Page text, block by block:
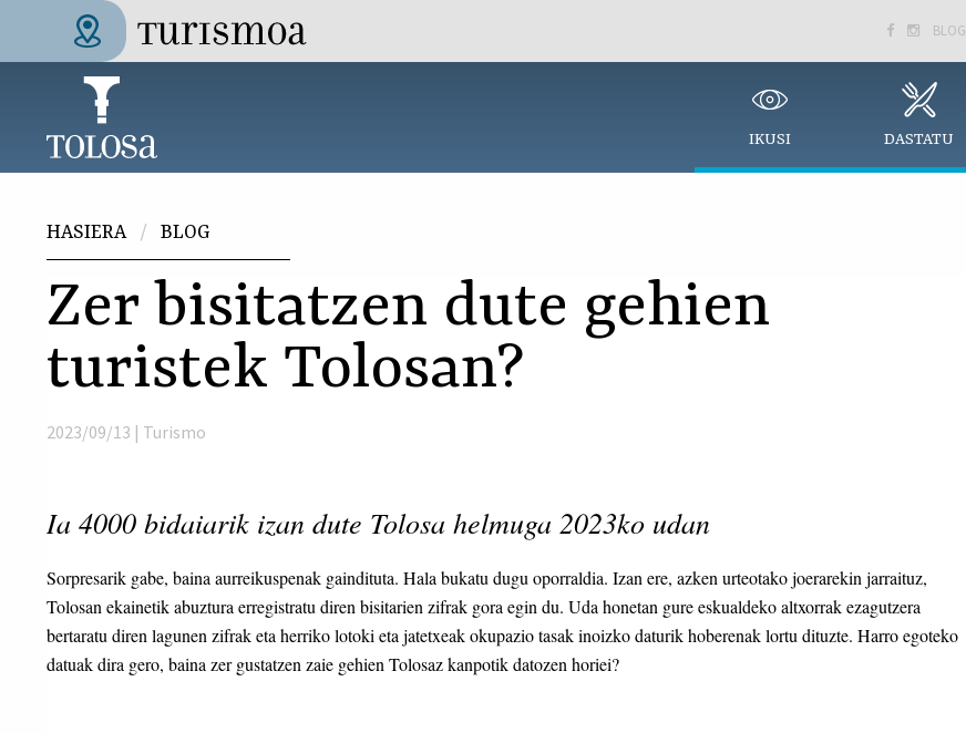
Skip to main content
Tolosa Turismoa
  BLOG
IKUSI DASTATU
HASIERA BLOG
Zer bisitatzen dute gehien
turistek Tolosan?
2023/09/13 | Turismo
Ia 4000 bidaiarik izan dute Tolosa helmuga 2023ko udan
Sorpresarik gabe, baina aurreikuspenak gaindituta. Hala bukatu dugu oporraldia. Izan ere, azken urteotako joerarekin jarraituz,
Tolosan ekainetik abuztura erregistratu diren bisitarien zifrak gora egin du. Uda honetan gure eskualdeko altxorrak ezagutzera
bertaratu diren lagunen zifrak eta herriko lotoki eta jatetxeak okupazio tasak inoizko daturik hoberenak lortu dituzte. Harro egoteko
datuak dira gero, baina zer gustatzen zaie gehien Tolosaz kanpotik datozen horiei?